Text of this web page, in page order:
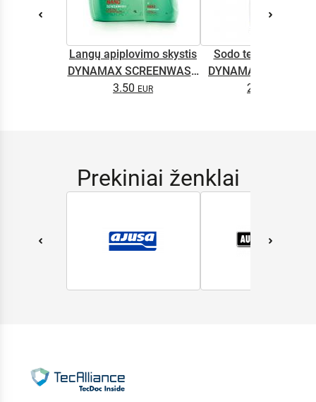
Langų apiplovimo skystis
DYNAMAX SCREENWASH
NANO 4l
3.50
Sodo technikos
DYNAMAX M2T
2.65
Prekiniai ženklai